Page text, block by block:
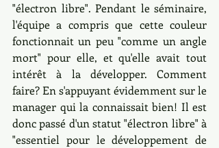
"électron libre". Pendant le séminaire,
l'équipe a compris que cette couleur
fonctionnait un peu "comme un angle
mort" pour elle, et qu'elle avait tout
intérêt à la développer. Comment
faire? En s'appuyant évidemment sur le
manager qui la connaissait bien! Il est
donc passé d'un statut "électron libre" à
"essentiel pour le développement de